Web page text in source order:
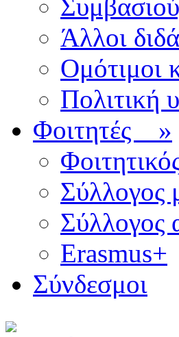
Άλλοι
Ομότιμοι
Πολιτική
Φοιτητές »
Σύλλογος
Σύλλογος
Erasmus+
Σύνδεσμοι